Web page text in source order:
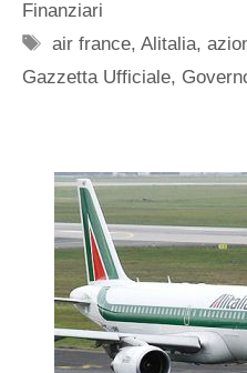
Finanziari
Tag
air france,Alitalia,
Gazzetta Ufficiale,